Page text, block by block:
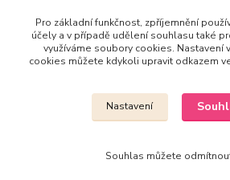
Upravit sběr cookies.
2018-2025
Pro základní funkčnost, zpříjemnění
účely a v případě udělení souhlasu také
využíváme soubory cookies. Nastavení
cookies můžete kdykoli upravit odkazem
Nastavení
Souhlas můžete